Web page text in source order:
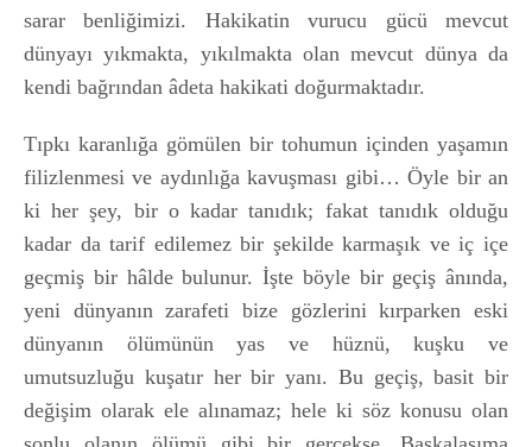
sarar benliğimizi. Hakikatin vurucu gücü mevcut
dünyayı yıkmakta, yıkılmakta olan mevcut dünya da
kendi bağrından âdeta hakikati doğurmaktadır.
Tıpkı karanlığa gömülen bir tohumun içinden yaşamın
filizlenmesi ve aydınlığa kavuşması gibi… Öyle bir an
ki her şey, bir o kadar tanıdık; fakat tanıdık olduğu
kadar da tarif edilemez bir şekilde karmaşık ve iç içe
geçmiş bir hâlde bulunur. İşte böyle bir geçiş ânında,
yeni dünyanın zarafeti bize gözlerini kırparken eski
dünyanın ölümünün yas ve hüznü, kuşku ve
umutsuzluğu kuşatır her bir yanı. Bu geçiş, basit bir
değişim olarak ele alınamaz; hele ki söz konusu olan